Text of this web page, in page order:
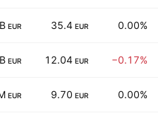
EUR 35.4 EUR 0.00%
EUR 12.04 EUR −0.17%
EUR 9.70 EUR 0.00%